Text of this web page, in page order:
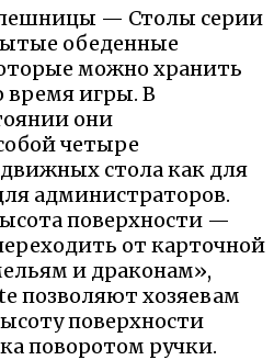
— Столы серии
обеденные
можно хранить
время игры. В
они
четыре
стола как для
администраторов.
поверхности —
от карточной
и драконам»,
позволяют хозяевам
поверхности
поворотом ручки.